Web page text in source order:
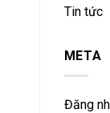
Tin tức
META
Đăng